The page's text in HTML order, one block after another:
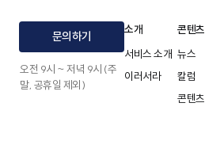
문의하기
오전 9시 ~ 저녁 9시 (주
말, 공휴일 제외)
소개
서비스 소개
이러서라
콘텐츠
뉴스
칼럼
콘텐츠